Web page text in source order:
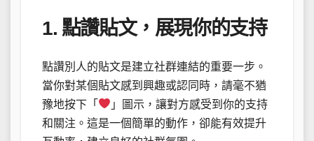
1. 點讚貼文，展現你的支持
點讚別人的貼文是建立社群連結的重要一步。
當你對某個貼文感到興趣或認同時，請毫不猶
豫地按下「
」圖示，讓對方感受到你的支持
和關注。這是一個簡單的動作，卻能有效提升